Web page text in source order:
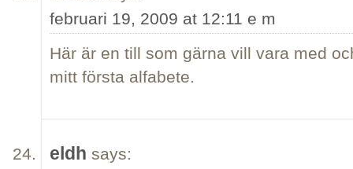
februari 19, 2009 at 12:11 e m
Här är en till som gärna vill vara med
mitt första alfabete.
eldh says: